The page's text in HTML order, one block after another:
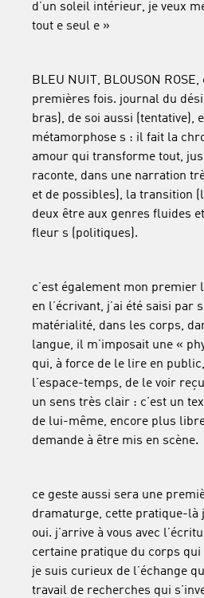
d’un soleil intérieur, je veux
tout e seul e »
BLEU NUIT, BLOUSON
premières fois. journal du
bras), de soi aussi (tentative),
métamorphose s : il fait la
amour qui transforme tout,
raconte, dans une narration
et de possibles), la transition
deux être aux genres fluides
fleur s (politiques ).
c’est également mon premier
en l’écrivant, j’ai été saisi par
matérialité, dans les corps,
langue, il m’imposait une «
qui, à force de le lire en
l’espace-temps, de le voir
un sens très clair : c’est un
de lui-même, encore plus
demande à être mis en scène.
ce geste aussi sera une
dramaturge, cette pratique-là
oui. j’arrive à vous avec
certaine pratique du corps qui
je suis curieux de l’échange
travail de recherches qui